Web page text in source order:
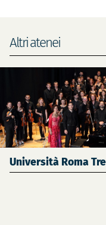
Altri atenei
Università Roma Tre